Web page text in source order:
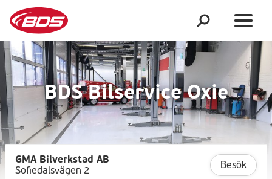
BDS Bilservice Oxie
GMA Bilverkstad AB
Sofiedalsvägen 2
Besök